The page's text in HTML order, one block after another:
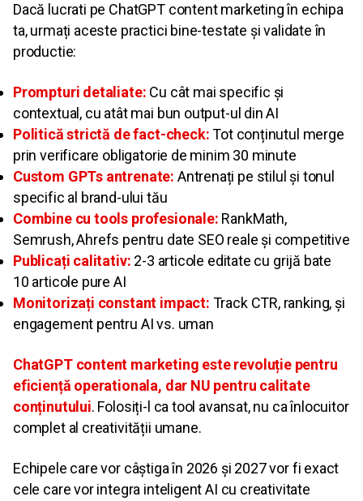
Dacă lucrati pe ChatGPT content marketing în echipa
ta, urmați aceste practici bine-testate și validate în
productie:
Prompturi detaliate: Cu cât mai specific și
contextual, cu atât mai bun output-ul din AI
Politică strictă de fact-check:Tot conținutul merge
prin verificare obligatorie de minim 30 minute
Custom GPTs antrenate: Antrenați pe stilul și tonul
specific al brand-ului tău
Combine cu tools profesionale: RankMath,
Semrush, Ahrefs pentru date SEO reale și competitive
Publicați calitativ: 2-3 articole editate cu grijă bate
10 articole pure AI
Monitorizați constant impact: Track CTR, ranking, și
engagement pentru AI vs. uman
ChatGPT content marketing este revoluție pentru
eficiență operationala, dar NU pentru calitate
conținutului. Folosiți-l ca tool avansat, nu ca înlocuitor
complet al creativității umane.
Echipele care vor câștiga în 2026 și 2027 vor fi exact
cele care vor integra inteligent AI cu creativitate